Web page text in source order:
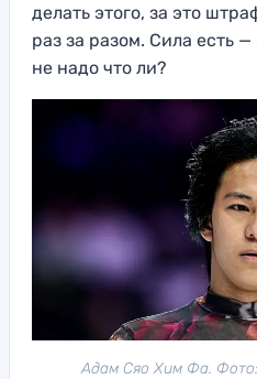
делать этого, за это
раз за разом. Сила есть
не надо что ли?
Адам Сяо Хим Фа. Фото: